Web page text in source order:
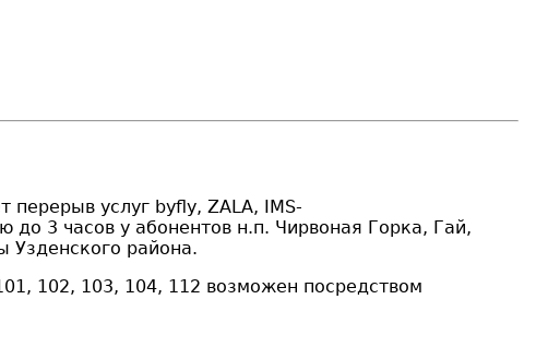
услуг byfly, ZALA, IMS-
до 3 часов у абонентов н.п. Чирвоная Горка, Гай,
Узденского района.
102, 103, 104, 112 возможен посредством